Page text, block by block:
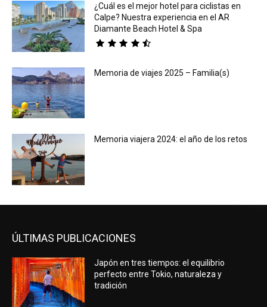
¿Cuál es el mejor hotel para ciclistas en
Calpe? Nuestra experiencia en el AR
Diamante Beach Hotel & Spa
Memoria de viajes 2025 – Familia(s)
Memoria viajera 2024: el año de los retos
ÚLTIMAS PUBLICACIONES
Japón en tres tiempos: el equilibrio
perfecto entre Tokio, naturaleza y
tradición